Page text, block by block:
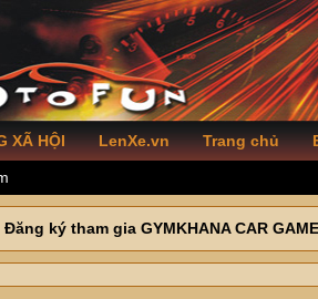
XÃ HỘI LenXe.vn Trang chủ
Đăng ký tham gia GYMKHANA CAR